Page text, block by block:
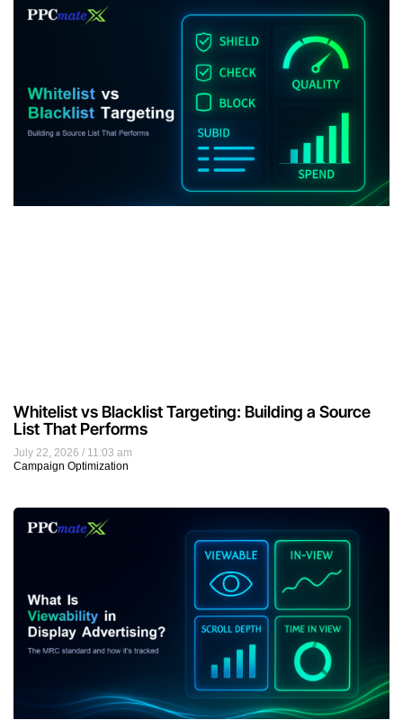
July 22, 2026
11:03 am
Campaign Optimization
Whitelist vs Blacklist Targeting: Building a Source
List That Performs